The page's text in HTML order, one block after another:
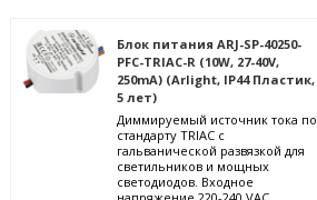
Блок питания ARJ-SP-40250-
PFC-TRIAC-R (10W, 27-40V,
250mA) (Arlight, IP44 Пластик,
5 лет)
Диммируемый источник тока по
стандарту TRIAC с
гальванической развязкой для
светильников и мощных
светодиодов. Входное